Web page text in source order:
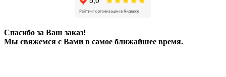
Спасибо за Ваш заказ!
Мы свяжемся с Вами в самое ближайшее время.